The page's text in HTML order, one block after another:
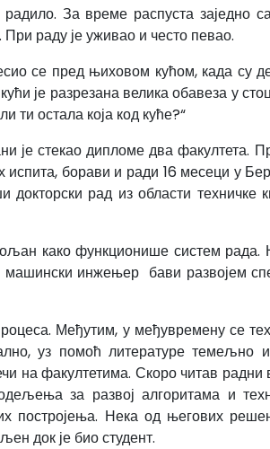
За време распуста заједно
раду је уживао и често певао.
се пред њиховом кућом, када су
је разрезана велика обавеза у
ти остала која код куће?“
је стекао дипломе два факултета.
испита, борави и ради 16 месеци у
рад из области техничке
како функционише систем рада.
инжењер бави развојем
Међутим, у међувремену се
уз помоћ литературе темељно
на факултетима. Скоро читав
за развој алгоритама и
постројења. Нека од његових
док је био студент.